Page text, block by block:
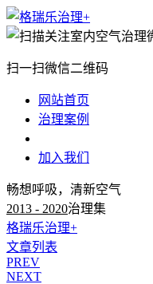
扫一扫微信二维码
网站首页
治理案例
加入我们
畅想呼吸，清新空气
2013 - 2020治理集
格瑞乐治理+
文章列表
PREV
NEXT